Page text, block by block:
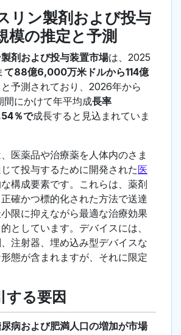
リン製剤および投与
模の推定と予測
剤および投与装置市場は、2025
て88億6,000万米ドルから114億
予測されており、2026年から
間にかけて年平均成長率
％で成長すると見込まれていま
医薬品や治療薬を人体内のさま
て投与するために開発された医
構成要素です。これらは、薬剤
確かつ標的化された方法で送達
限に抑えながら最適な治療効果
としています。デバイスには、
注射器、埋め込み型デバイスな
態が含まれますが、それに限定
する要因
病および肥満人口の増加が市場